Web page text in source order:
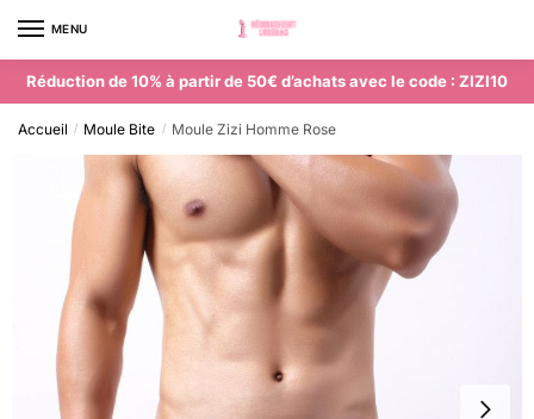
MENU
Réduction de 10% à partir de 50€ d’achats avec le code : ZIZI10
Accueil / Moule Bite / Moule Zizi Homme Rose